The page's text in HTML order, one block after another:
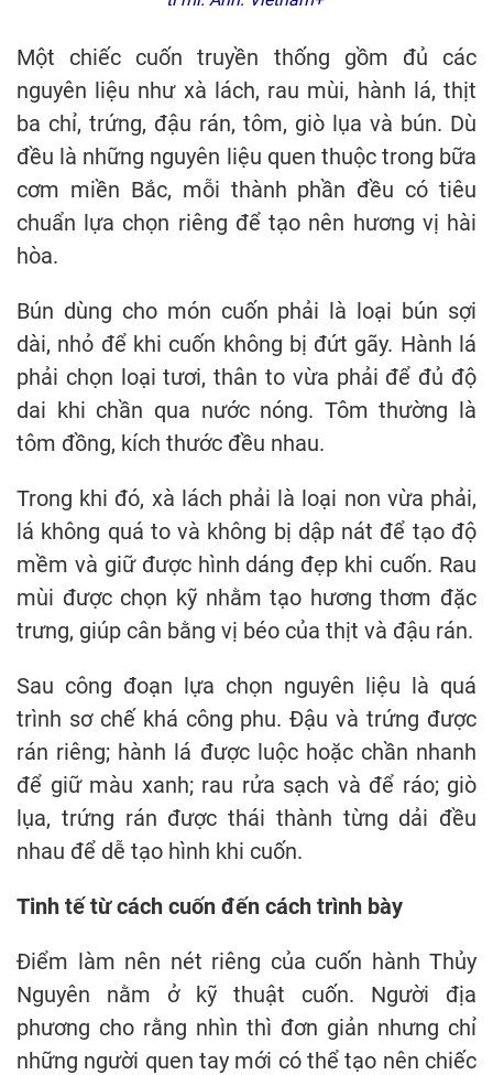
Một chiếc cuốn truyền thống gồm đủ các
nguyên liệu như xà lách, rau mùi, hành lá, thịt
ba chỉ, trứng, đậu rán, tôm, giò lụa và bún. Dù
đều là những nguyên liệu quen thuộc trong bữa
cơm miền Bắc, mỗi thành phần đều có tiêu
chuẩn lựa chọn riêng để tạo nên hương vị hài
hòa.
Bún dùng cho món cuốn phải là loại bún sợi
dài, nhỏ để khi cuốn không bị đứt gãy. Hành lá
phải chọn loại tươi, thân to vừa phải để đủ độ
dai khi chần qua nước nóng. Tôm thường là
tôm đồng, kích thước đều nhau.
Trong khi đó, xà lách phải là loại non vừa phải,
lá không quá to và không bị dập nát để tạo độ
mềm và giữ được hình dáng đẹp khi cuốn. Rau
mùi được chọn kỹ nhằm tạo hương thơm đặc
trưng, giúp cân bằng vị béo của thịt và đậu rán.
Sau công đoạn lựa chọn nguyên liệu là quá
trình sơ chế khá công phu. Đậu và trứng được
rán riêng; hành lá được luộc hoặc chần nhanh
để giữ màu xanh; rau rửa sạch và để ráo; giò
lụa, trứng rán được thái thành từng dải đều
nhau để dễ tạo hình khi cuốn.
Tinh tế từ cách cuốn đến cách trình bày
Điểm làm nên nét riêng của cuốn hành Thủy
Nguyên nằm ở kỹ thuật cuốn. Người địa
phương cho rằng nhìn thì đơn giản nhưng chỉ
những người quen tay mới có thể tạo nên chiếc